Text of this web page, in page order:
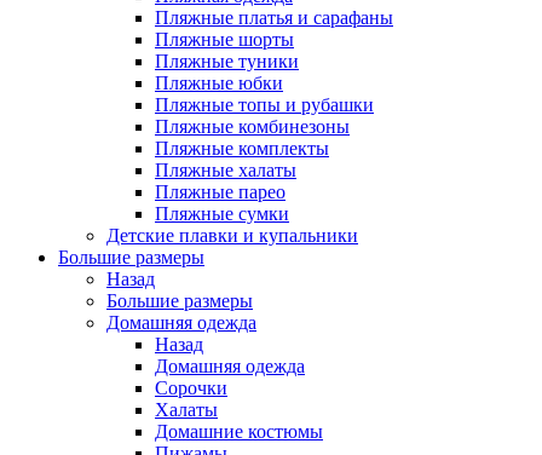
Пляжные платья и сарафаны
Пляжные шорты
Пляжные туники
Пляжные юбки
Пляжные топы и рубашки
Пляжные комбинезоны
Пляжные комплекты
Пляжные халаты
Пляжные парео
Пляжные сумки
Детские плавки и купальники
Большие размеры
Назад
Большие размеры
Домашняя одежда
Назад
Домашняя одежда
Сорочки
Халаты
Домашние костюмы